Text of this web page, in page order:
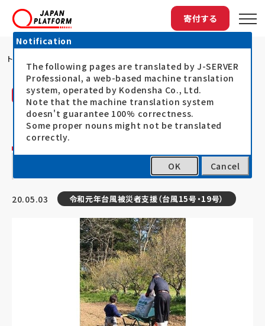
寄付する
トップ
活動レポート
日本インターナショナル・サポート・プログラム
（JISP）
コロナには負けない！JISPの大郷町での支
20.05.03 令和元年台風被災者支援（台風15号・19号）
Notification
The following pages are translated by J-SERVER
Professional, a web-based machine translation
system, operated by Kodensha Co., Ltd.
Note that the machine translation system
doesn't guarantee 100% correctness.
Some proper nouns might not be translated
correctly.
OK Cancel